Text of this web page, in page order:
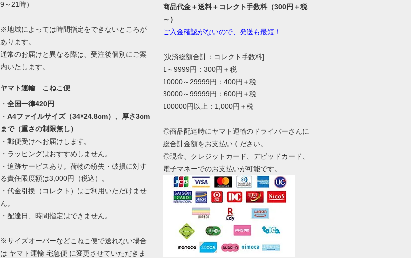
9～21時）
※地域によっては時間指定をできないところが
あります。
通常のお届けと異なる際は、受注後個別にご案
内いたします。
ヤマト運輸 こねこ便
・全国一律420円
・A4ファイルサイズ（34×24.8cm）、厚さ3cm
まで（重さの制限無し）
・郵便受けへお届けします。
・ラッピングはおすすめしません。
・追跡サービスあり。荷物の紛失・破損に対す
る責任限度額は3,000円（税込）。
・代金引換（コレクト）はご利用いただけませ
ん。
・配達日、時間指定はできません。
※サイズオーバーなどこねこ便で送れない場合
は ヤマト運輸 宅急便 に変更させていただきま
商品代金＋送料＋コレクト手数料（300円＋税
～）
ご入金確認がないので、発送も最短！
[決済総額合計：コレクト手数料]
1～9999円：300円＋税
10000～29999円：400円＋税
30000～99999円：600円＋税
100000円以上：1,000円＋税
◎商品配達時にヤマト運輸のドライバーさんに
総合計金額をお支払いください。
◎現金、クレジットカード、デビッドカード、
電子マネーでのお支払いが可能です。